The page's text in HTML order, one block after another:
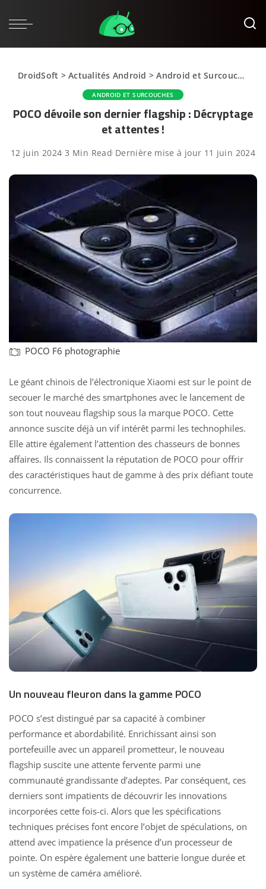
DroidSoft >Actualités Android >Android et Surcouches
ANDROID ET SURCOUCHES
POCO dévoile son dernier flagship : Décryptage
et attentes !
12 juin 2024 3 Min Read Dernière mise à jour 11 juin 2024
POCO F6 photographie
Le géant chinois de l’électronique Xiaomi est sur le point de
secouer le marché des smartphones avec le lancement de
son tout nouveau flagship sous la marque POCO. Cette
annonce suscite déjà un vif intérêt parmi les technophiles.
Elle attire également l’attention des chasseurs de bonnes
affaires. Ils connaissent la réputation de POCO pour offrir
des caractéristiques haut de gamme à des prix défiant toute
concurrence.
Un nouveau fleuron dans la gamme POCO
POCO s’est distingué par sa capacité à combiner
performance et abordabilité. Enrichissant ainsi son
portefeuille avec un appareil prometteur, le nouveau
flagship suscite une attente fervente parmi une
communauté grandissante d’adeptes. Par conséquent, ces
derniers sont impatients de découvrir les innovations
incorporées cette fois-ci. Alors que les spécifications
techniques précises font encore l’objet de spéculations, on
attend avec impatience la présence d’un processeur de
pointe. On espère également une batterie longue durée et
un système de caméra amélioré.